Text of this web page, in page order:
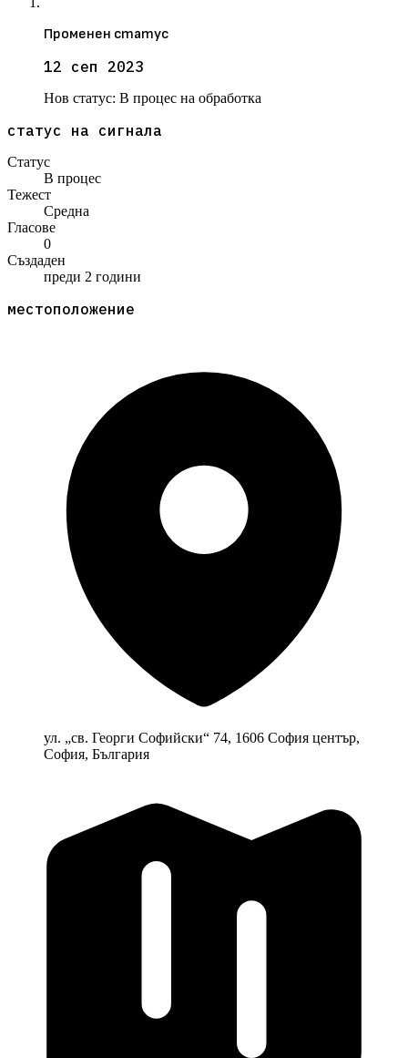
Променен статус
12 сеп 2023
Нов статус: В процес на обработка
статус на сигнала
Статус
В процес
Тежест
Средна
Гласове
0
Създаден
преди 2 години
местоположение
ул. „св. Георги Софийски“ 74, 1606 София център,
София, България